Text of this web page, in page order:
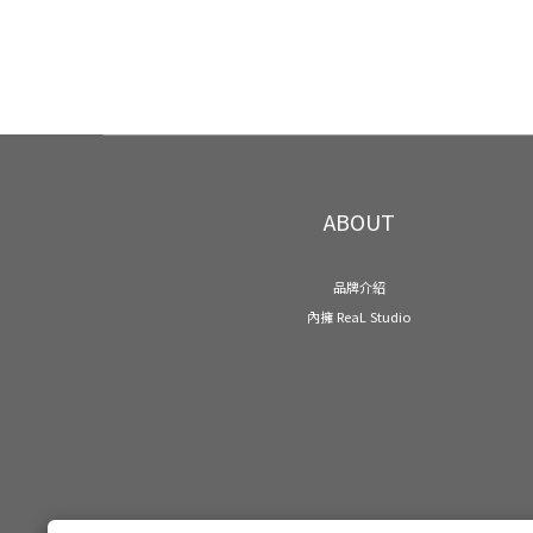
ABOUT
品牌介紹
內擁 ReaL Studio